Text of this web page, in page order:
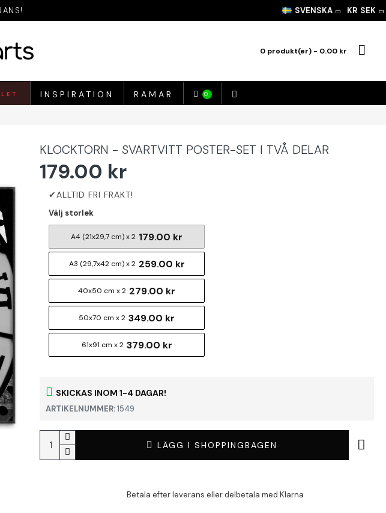
SVENSKA KR SEK
0 produkt(er) - 0.00 kr
INSPIRATION RAMAR 0
KLOCKTORN - SVARTVITT POSTER-SET I TVÅ DELAR
SKICKAS INOM 1-4 DAGAR!
ARTIKELNUMMER:1549
179.00 kr
Välj storlek
A4 (21x29,7 cm) x 2 179.00 kr
A3 (29,7x42 cm) x 2 259.00 kr
40x50 cm x 2 279.00 kr
50x70 cm x 2 349.00 kr
61x91 cm x 2 379.00 kr
LÄGG I SHOPPINGBAGEN